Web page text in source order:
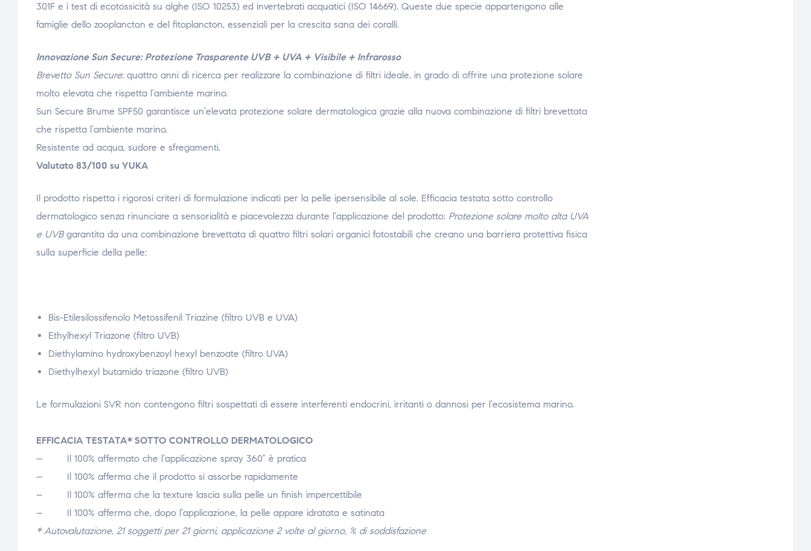
301F e i test di ecotossicità su alghe (ISO 10253) ed invertebrati acquatici (ISO 14669). Queste due specie appartengono alle
famiglie dello zooplancton e del fitoplancton, essenziali per la crescita sana dei coralli.
Innovazione Sun Secure: Protezione Trasparente UVB + UVA + Visibile + Infrarosso
Brevetto Sun Secure: quattro anni di ricerca per realizzare la combinazione di filtri ideale, in grado di offrire una protezione solare
molto elevata che rispetta l’ambiente marino.
Sun Secure Brume SPF50 garantisce un’elevata protezione solare dermatologica grazie alla nuova combinazione di filtri brevettata
che rispetta l’ambiente marino.
Resistente ad acqua, sudore e sfregamenti.
Valutato 83/100 su YUKA
Il prodotto rispetta i rigorosi criteri di formulazione indicati per la pelle ipersensibile al sole. Efficacia testata sotto controllo
dermatologico senza rinunciare a sensorialità e piacevolezza durante l’applicazione del prodotto: Protezione solare molto alta UVA
e UVBgarantita da una combinazione brevettata di quattro filtri solari organici fotostabili che creano una barriera protettiva fisica
sulla superficie della pelle:
Bis-Etilesilossifenolo Metossifenil Triazine (filtro UVB e UVA)
Ethylhexyl Triazone (filtro UVB)
Diethylamino hydroxybenzoyl hexyl benzoate (filtro UVA)
Diethylhexyl butamido triazone (filtro UVB)
Le formulazioni SVR non contengono filtri sospettati di essere interferenti endocrini, irritanti o dannosi per l’ecosistema marino.
EFFICACIA TESTATA* SOTTO CONTROLLO DERMATOLOGICO
– Il 100% affermato che l’applicazione spray 360° è pratica
– Il 100% afferma che il prodotto si assorbe rapidamente
– Il 100% afferma che la texture lascia sulla pelle un finish impercettibile
– Il 100% afferma che, dopo l’applicazione, la pelle appare idratata e satinata
* Autovalutazione, 21 soggetti per 21 giorni, applicazione 2 volte al giorno, % di soddisfazione